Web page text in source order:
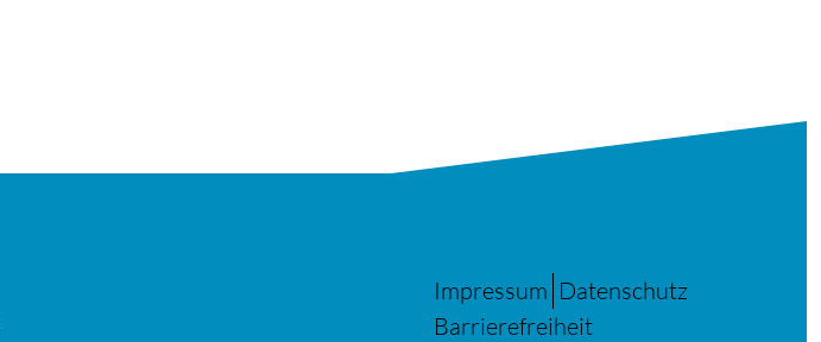
Impressum Datenschutz
Barrierefreiheit